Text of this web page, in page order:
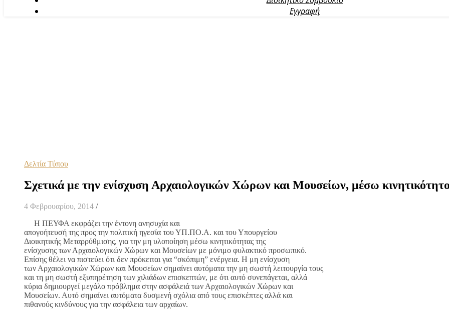
Εγγραφή
Δελτία Τύπου
Σχετικά με την ενίσχυση Αρχαιολογικών Χώρων και Μουσείων, μέσω
4 Φεβρουαρίου, 2014 /
Η ΠΕΥΦΑ εκφράζει την έντονη ανησυχία και
απογοήτευσή της προς την πολιτική ηγεσία του ΥΠ.ΠΟ.Α. και του Υπουργείου
Διοικητικής Μεταρρύθμισης, για την μη υλοποίηση μέσω κινητικότητας της
ενίσχυσης των Αρχαιολογικών Χώρων και Μουσείων με μόνιμο φυλακτικό προσωπικό.
Επίσης θέλει να πιστεύει ότι δεν πρόκειται για “σκόπιμη” ενέργεια. Η μη ενίσχυση
των Αρχαιολογικών Χώρων και Μουσείων σημαίνει αυτόματα την μη σωστή λειτουργία τους
και τη μη σωστή εξυπηρέτηση των χιλιάδων επισκεπτών, με ότι αυτό συνεπάγεται, αλλά
κύρια δημιουργεί μεγάλο πρόβλημα στην ασφάλειά των Αρχαιολογικών Χώρων και
Μουσείων. Αυτό σημαίνει αυτόματα δυσμενή σχόλια από τους επισκέπτες αλλά και
πιθανούς κινδύνους για την ασφάλεια των αρχαίων.